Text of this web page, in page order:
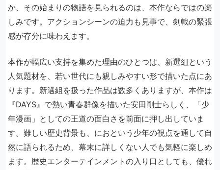
か、その始まりの物語を見られるのは、本作ならではの楽
しみです。アクションシーンの迫力も見事で、剣戟の緊張
感が存分に味わえます。
本作が幅広い支持を集めた理由のひとつは、新選組という
人気題材を、若い世代にも親しみやすい形で描いた点にあ
ります。新選組を扱った作品は数多くありますが、本作は
『DAYS』で熱い青春群像を描いた安田剛士らしく、「少
年漫画」としての王道の面白さを前面に押し出していま
す。難しい歴史背景も、におという少年の視点を通して自
然に語られるため、幕末に詳しくない人でも気軽に楽しめ
ます。歴史エンターテインメントの入り口としても、優れ